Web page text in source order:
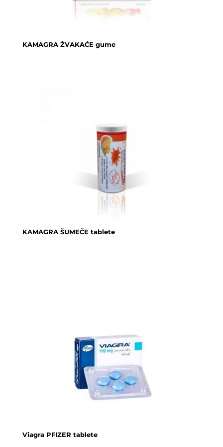
KAMAGRA ŽVAKAĆE gume
KAMAGRA ŠUMEČE tablete
Viagra PFIZER tablete